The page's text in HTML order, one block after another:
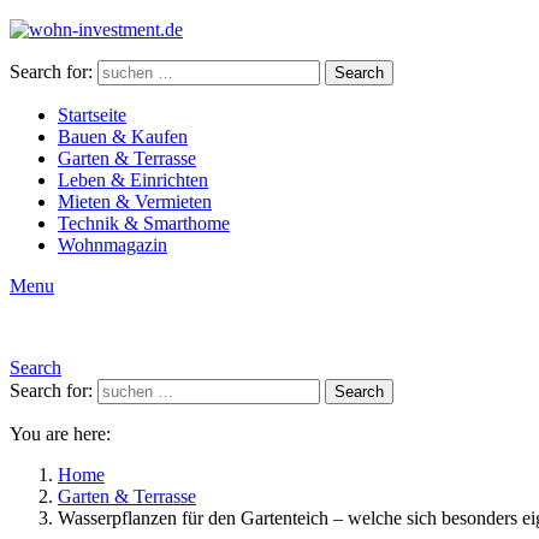
Search for: Search
Startseite
Bauen & Kaufen
Garten & Terrasse
Leben & Einrichten
Mieten & Vermieten
Technik & Smarthome
Wohnmagazin
Menu
Search
Search for:
Search
You are here:
Home
Garten & Terrasse
Wasserpflanzen für den Gartenteich – welche sich besonders